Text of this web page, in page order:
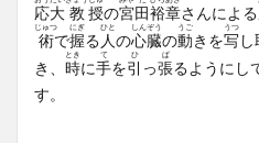
応大 教 授の宮田裕章さんによる
術
じゅつ
で握
にぎ
る 人
ひと
の心
しん
臓
ぞう
の動
うご
きを写
うつ
し
き、 時
とき
に手
て
を引
ひ
っ張
ぱ
るようにし
す。